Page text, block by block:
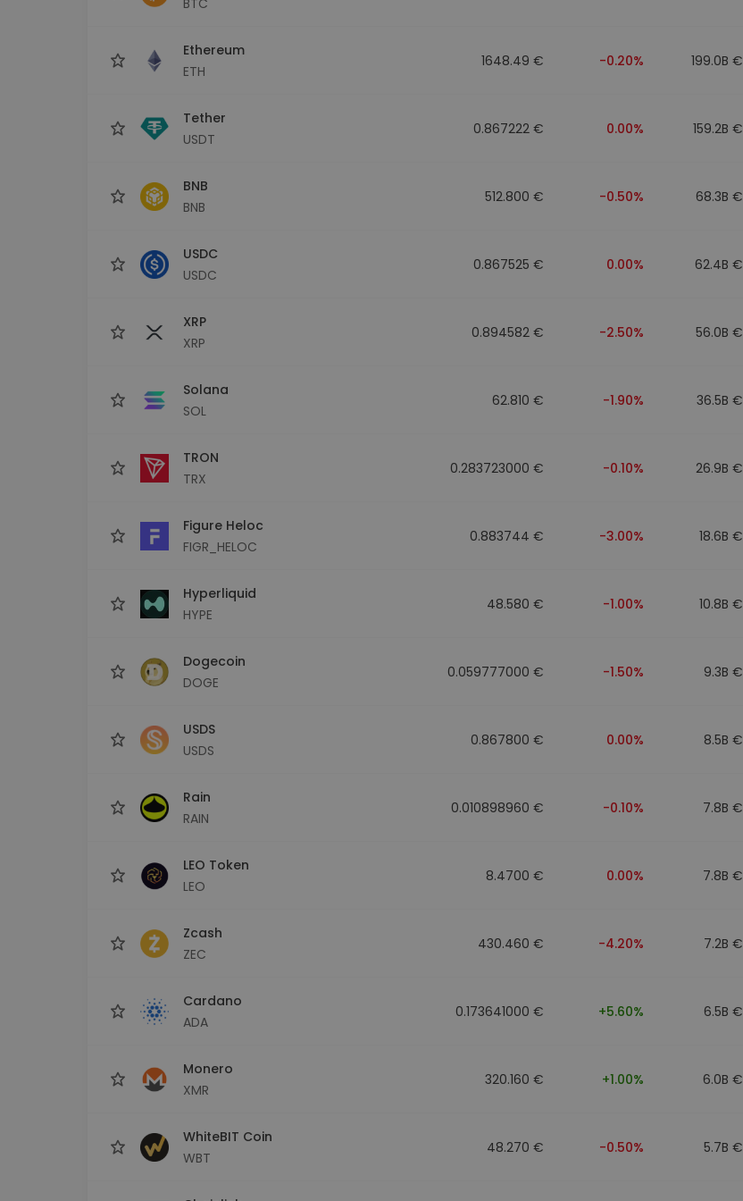
Ethereum
ETH
1648.49 € -0.20% 199.0B €
Tether
USDT
0.867222 € 0.00% 159.2B €
BNB
BNB
512.800 € -0.50% 68.3B €
USDC
USDC
0.867525 € 0.00% 62.4B €
XRP
XRP
0.894582 € -2.50% 56.0B €
Solana
SOL
62.810 € -1.90% 36.5B €
TRON
TRX
0.283723000 € -0.10% 26.9B €
Figure Heloc
FIGR_HELOC
0.883744 € -3.00% 18.6B €
Hyperliquid
HYPE
48.580 € -1.00% 10.8B €
Dogecoin
DOGE
0.059777000 € -1.50% 9.3B €
USDS
USDS
0.867800 € 0.00% 8.5B €
Rain
RAIN
0.010898960 € -0.10% 7.8B €
LEO Token
LEO
8.4700 € 0.00% 7.8B €
Zcash
ZEC
430.460 € -4.20% 7.2B €
Cardano
ADA
0.173641000 € +5.60% 6.5B €
Monero
XMR
320.160 € +1.00% 6.0B €
WhiteBIT Coin
WBT
48.270 € -0.50% 5.7B €